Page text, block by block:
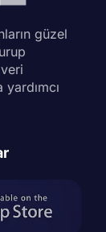
güzel
yardımcı